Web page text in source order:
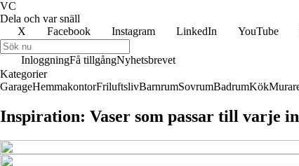
VC
Dela och var snäll
X
Facebook Instagram LinkedIn YouTube
InloggningFå tillgångNyhetsbrevet
Kategorier
GarageHemmakontorFriluftslivBarnrumSovrumBadrumKök
Inspiration: Vaser som passar till varje